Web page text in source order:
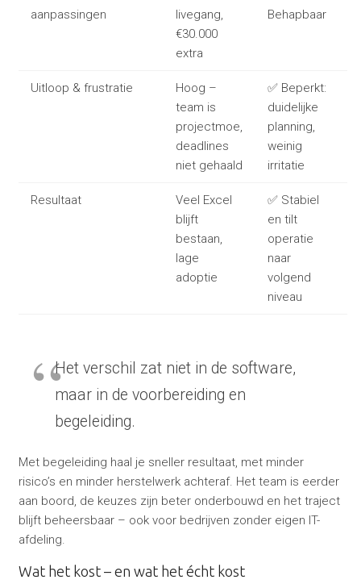
aanpassingen
livegang,
€30.000
extra
Behapbaar
Uitloop & frustratie
Hoog –
team is
projectmoe,
deadlines
niet gehaald
✅ Beperkt:
duidelijke
planning,
weinig
irritatie
Resultaat
Veel Excel
blijft
bestaan,
lage
adoptie
✅ Stabiel
en tilt
operatie
naar
volgend
niveau
Het verschil zat niet in de software,
maar in de voorbereiding en
begeleiding.
Met begeleiding haal je sneller resultaat, met minder
risico’s en minder herstelwerk achteraf. Het team is eerder
aan boord, de keuzes zijn beter onderbouwd en het traject
blijft beheersbaar – ook voor bedrijven zonder eigen IT-
afdeling.
Wat het kost – en wat het écht kost